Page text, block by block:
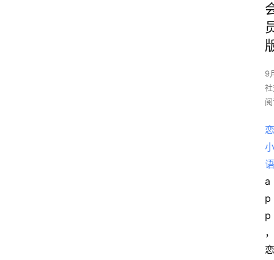
9
恋
小
语
a
p
p
，
恋